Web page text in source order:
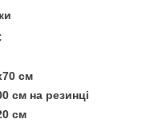
см
см на резинці
см